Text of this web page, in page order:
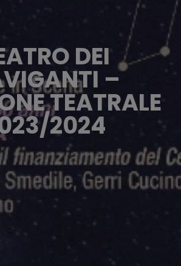
DEI
–
TEATRALE
2024